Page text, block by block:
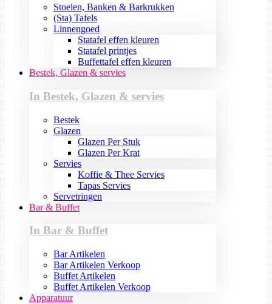
Stoelen, Banken & Barkrukken
(Sta) Tafels
Linnengoed
Statafel effen kleuren
Statafel printjes
Buffettafel effen kleuren
Bestek, Glazen & servies
In Bestek, Glazen & servies
Bestek
Glazen
Glazen Per Stuk
Glazen Per Krat
Servies
Koffie & Thee Servies
Tapas Servies
Servetringen
Bar & Buffet
In Bar & Buffet
Bar Artikelen
Bar Artikelen Verkoop
Buffet Artikelen
Buffet Artikelen Verkoop
Apparatuur